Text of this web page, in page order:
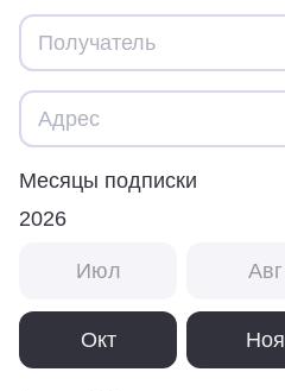
Месяцы подписки
2026
Июл Авг
Окт Ноя